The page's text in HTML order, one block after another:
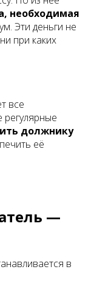
необходимая
Эти деньги не
при каких
все
регулярные
должнику
её
—
в